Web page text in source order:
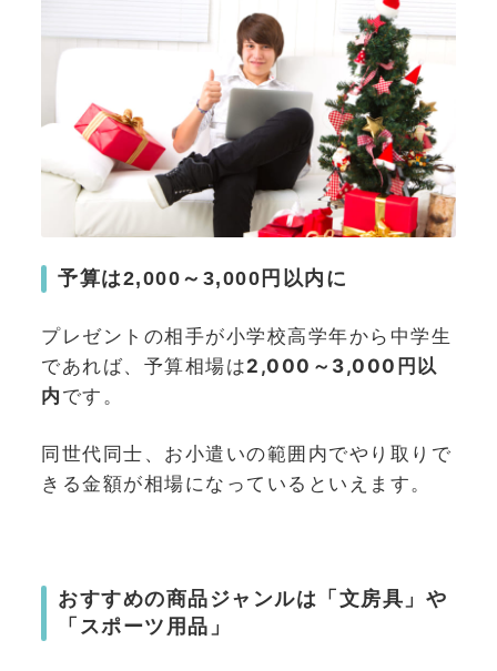
予算は2,000～3,000円以内に
プレゼントの相手が小学校高学年から中学生
であれば、予算相場は2,000～3,000円以
内 です。
同世代同士、お小遣いの範囲内でやり取りで
きる金額が相場になっているといえます。
おすすめの商品ジャンルは「文房具」や
「スポーツ用品」